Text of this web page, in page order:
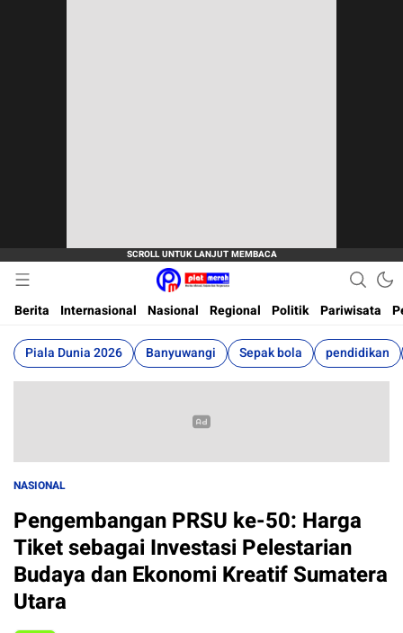
Plat Merah
Berita Terkini, Akurat, Terpercaya Dan Cepat
Berita
Internasional Nasional Regional Politik Pariwisata
Piala Dunia 2026 Banyuwangi Sepak bola pendidikan
NASIONAL
Pengembangan PRSU ke-50: Harga
Tiket sebagai Investasi Pelestarian
Budaya dan Ekonomi Kreatif Sumatera
Utara